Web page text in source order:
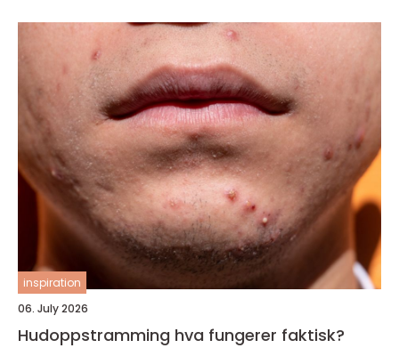
inspiration
06. July 2026
Hudoppstramming hva fungerer faktisk?